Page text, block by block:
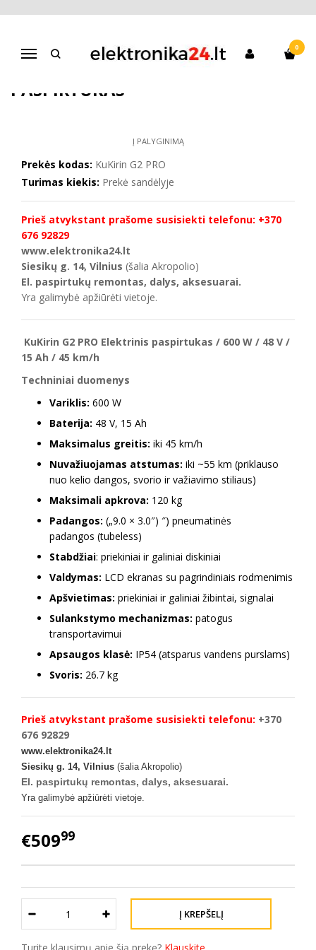
Navigacija
0
Pagrindinis
KuKirin elektriniai paspirtukai
KUKIRIN G2 PRO ELEKTRINIS
PASPIRTUKAS
Į PALYGINIMĄ
Prekės kodas: KuKirin G2 PRO
Turimas kiekis: Prekė sandėlyje
Prieš atvykstant prašome susisiekti telefonu: +370
676 92829
www.elektronika24.lt
Siesikų g. 14, Vilnius (šalia Akropolio)
El. paspirtukų remontas, dalys, aksesuarai.
Yra galimybė apžiūrėti vietoje.
KuKirin G2 PRO Elektrinis paspirtukas / 600 W / 48 V /
15 Ah / 45 km/h
Techniniai duomenys
Variklis: 600 W
Baterija: 48 V, 15 Ah
Maksimalus greitis: iki 45 km/h
Nuvažiuojamas atstumas: iki ~55 km (priklauso
nuo kelio dangos, svorio ir važiavimo stiliaus)
Maksimali apkrova: 120 kg
Padangos: („9.0 × 3.0″) ″) pneumatinės
padangos (tubeless)
Stabdžiai: priekiniai ir galiniai diskiniai
Valdymas: LCD ekranas su pagrindiniais rodmenimis
Apšvietimas: priekiniai ir galiniai žibintai, signalai
Sulankstymo mechanizmas: patogus
transportavimui
Apsaugos klasė: IP54 (atsparus vandens purslams)
Svoris: 26.7 kg
Prieš atvykstant prašome susisiekti telefonu: +370
676 92829
www.elektronika24.lt
Siesikų g. 14, Vilnius (šalia Akropolio)
El. paspirtukų remontas, dalys, aksesuarai.
Yra galimybė apžiūrėti vietoje.
€50999